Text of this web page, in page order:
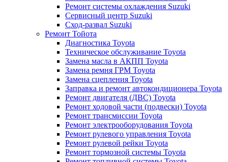
Ремонт системы охлаждения Suzuki
Сервисный центр Suzuki
Сход-развал Suzuki
Ремонт Тойота
Диагностика Toyota
Техническое обслуживание Toyota
Замена масла в АКПП Toyota
Замена ремня ГРМ Toyota
Замена сцепления Toyota
Заправка и ремонт автокондиционера Toyota
Ремонт двигателя (ДВС) Toyota
Ремонт ходовой части (подвески) Toyota
Ремонт трансмиссии Toyota
Ремонт электрооборудования Toyota
Ремонт рулевого управления Toyota
Ремонт рулевой рейки Toyota
Ремонт тормозной системы Toyota